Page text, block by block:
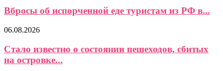
Вбросы об испорченной еде туристам из РФ в...
06.08.2026
Стало известно о состоянии пешеходов, сбитых
на островке...